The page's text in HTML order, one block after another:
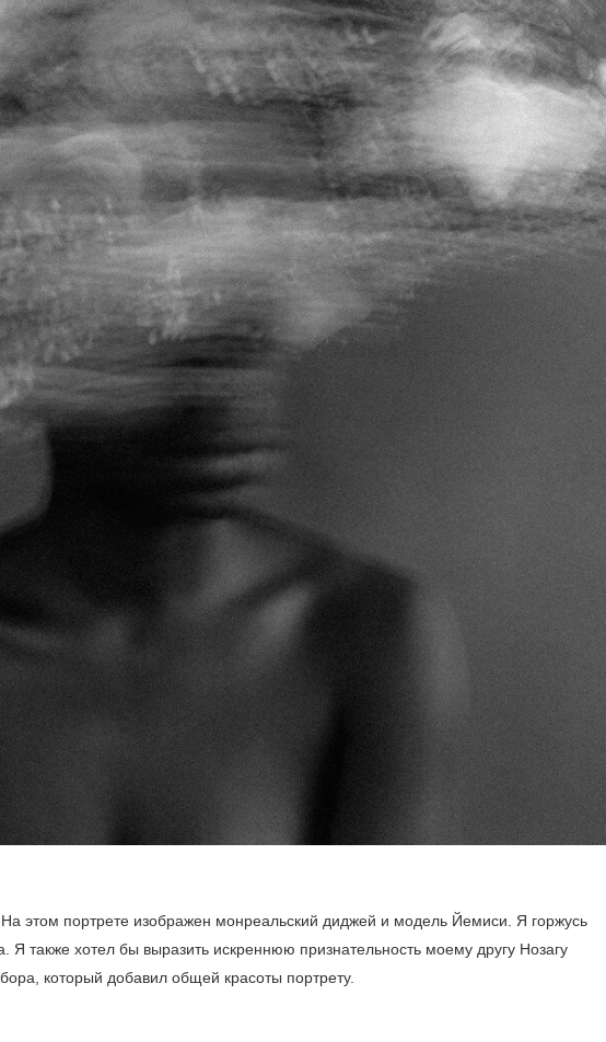
этом портрете изображен монреальский диджей и модель Йемиси. Я горжусь
Я также хотел бы выразить искреннюю признательность моему другу Нозагу
который добавил общей красоты портрету.